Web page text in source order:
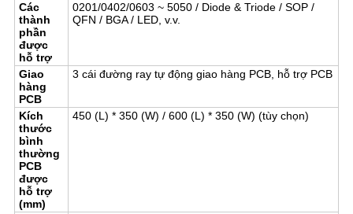
Các
thành
phần
được
hỗ trợ
0201/0402/0603 ~ 5050 / Diode & Triode / SOP /
QFN / BGA / LED, v.v.
Giao
hàng
PCB
3 cái đường ray tự động giao hàng PCB, hỗ trợ PCB
Kích
thước
bình
thường
PCB
được
hỗ trợ
(mm)
450 (L) * 350 (W) / 600 (L) * 350 (W) (tùy chọn)